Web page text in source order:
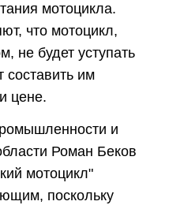
мотоцикла.
что мотоцикл,
не будет уступать
им
цене.
и
Роман Беков
мотоцикл"
поскольку